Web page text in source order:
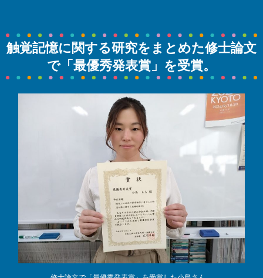
触覚記憶に関する研究をまとめた修士論文
で「最優秀発表賞」を受賞。